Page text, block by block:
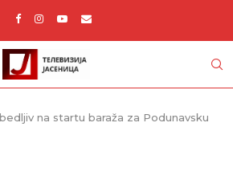
na startu baraža za Podunavsku